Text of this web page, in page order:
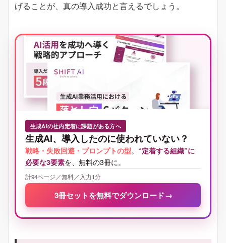
げることが、真の導入成功と言えるでしょう。
生成AIの社内定着に課題がある方へ
生成AI、導入したのに使われていない？
戦略・失敗回避・プロンプトの型。 “定着する組織”に
必要な3要素を、無料の3冊に。
計94ページ／無料／入力1分
3冊セットを無料でダウンロード →